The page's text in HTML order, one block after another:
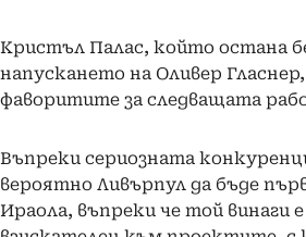
Кристъл Палас, който остана
напускането на Оливер
фаворитите за следващата
Въпреки сериозната
вероятно Ливърпул да бъде
Ираола, въпреки че той винаги